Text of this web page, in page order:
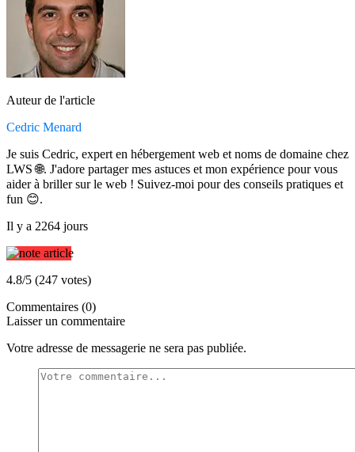
Auteur de l'article
Cedric Menard
Je suis Cedric, expert en hébergement web et noms de domaine chez
LWS 🌐. J'adore partager mes astuces et mon expérience pour vous
aider à briller sur le web ! Suivez-moi pour des conseils pratiques et
fun 😊.
Il y a 2264 jours
4.8/5 (247 votes)
Commentaires (0)
Laisser un commentaire
Votre adresse de messagerie ne sera pas publiée.